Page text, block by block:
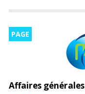
PAGE
Affaires générales